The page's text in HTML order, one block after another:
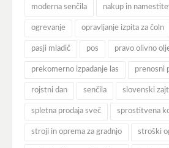
moderna senčila nakup in
ogrevanje opravljanje izpita za čoln
pasji mladič pos pravo olivno
prekomerno izpadanje las prenosni
rojstni dan senčila slovenski
spletna prodaja sveč sprostitvena
stroji in oprema za gradnjo stroški